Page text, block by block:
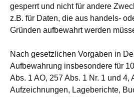
gesperrt und nicht für andere
z.B. für Daten, die aus handels-
Gründen aufbewahrt werden
Nach gesetzlichen Vorgaben in
Aufbewahrung insbesondere für
Abs. 1 AO, 257 Abs. 1 Nr. 1 und 4,
Aufzeichnungen, Lageberichte,